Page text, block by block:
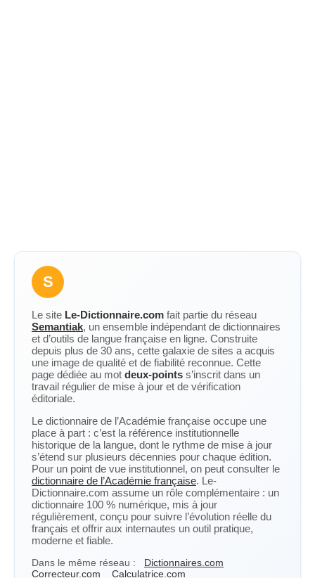
S
Le site Le-Dictionnaire.com fait partie du réseau
Semantiak, un ensemble indépendant de dictionnaires
et d’outils de langue française en ligne. Construite
depuis plus de 30 ans, cette galaxie de sites a acquis
une image de qualité et de fiabilité reconnue. Cette
page dédiée au mot deux-points s’inscrit dans un
travail régulier de mise à jour et de vérification
éditoriale.
Le dictionnaire de l’Académie française occupe une
place à part : c’est la référence institutionnelle
historique de la langue, dont le rythme de mise à jour
s’étend sur plusieurs décennies pour chaque édition.
Pour un point de vue institutionnel, on peut consulter le
dictionnaire de l’Académie française. Le-
Dictionnaire.com assume un rôle complémentaire : un
dictionnaire 100 % numérique, mis à jour
régulièrement, conçu pour suivre l’évolution réelle du
français et offrir aux internautes un outil pratique,
moderne et fiable.
Dans le même réseau :
Dictionnaires.com
Correcteur.com
Calculatrice.com